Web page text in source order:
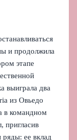
и продолжила
этапе
выиграла два
из Овьедо
в командном
пригласив
ее вклад